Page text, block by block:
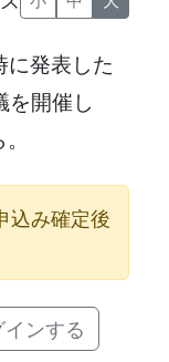
発表した
開催し
込み確定後
インする